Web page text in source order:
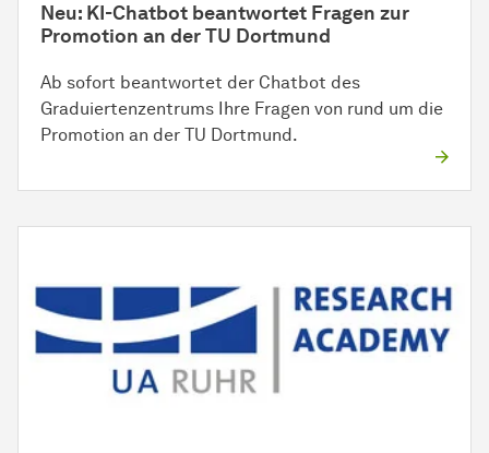
Neu: KI-Chatbot beantwortet Fragen zur
Promotion an der TU Dortmund
Ab sofort beantwortet der Chatbot des
Graduiertenzentrums Ihre Fragen von rund um die
Promotion an der TU Dortmund.